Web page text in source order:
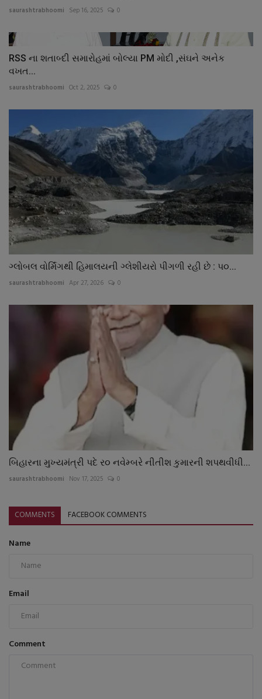
saurashtrabhoomi Sep 16, 2025 0
RSS ના શતાબ્દી સમારોહમાં બોલ્યા PM મોદી ,સંઘને અનેક
વખત...
saurashtrabhoomi Oct 2, 2025 0
ગ્લોબલ વોર્મિંગથી હિમાલયની ગ્લેશીયરો પીગળી રહી છે : પ૦...
saurashtrabhoomi Apr 27, 2026 0
બિહારના મુખ્યમંત્રી પદે ર૦ નવેમ્બરે નીતીશ કુમારની શપથવીધી...
saurashtrabhoomi Nov 17, 2025 0
COMMENTS FACEBOOK COMMENTS
Name
Email
Comment